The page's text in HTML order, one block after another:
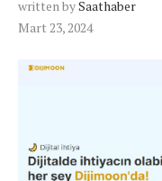
written bySaathaber
Mart 23, 2024